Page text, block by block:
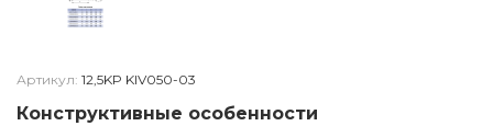
Артикул: 12,5KP KIV050-03
Конструктивные особенности